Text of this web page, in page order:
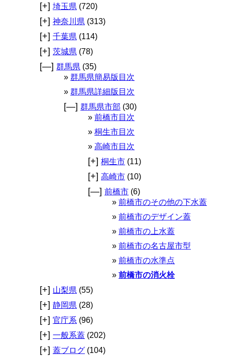
[+] 埼玉県 (720)
[+] 神奈川県 (313)
[+] 千葉県 (114)
[+] 茨城県 (78)
[—] 群馬県 (35)
群馬県簡易版目次
群馬県詳細版目次
[—] 群馬県市部 (30)
前橋市目次
桐生市目次
高崎市目次
[+] 桐生市 (11)
[+] 高崎市 (10)
[—] 前橋市 (6)
前橋市のその他の下水蓋
前橋市のデザイン蓋
前橋市の上水蓋
前橋市の名古屋市型
前橋市の水準点
前橋市の消火栓
[+] 山梨県 (55)
[+] 静岡県 (28)
[+] 官庁系 (96)
[+] 一般系蓋 (202)
[+] 蓋ブログ (104)